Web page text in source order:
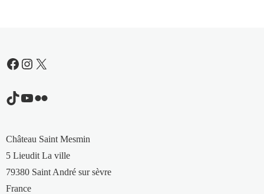
Facebook
Instagram
X
TikTok
YouTube
Flickr
Château Saint Mesmin
5 Lieudit La ville
79380 Saint André sur sèvre
France